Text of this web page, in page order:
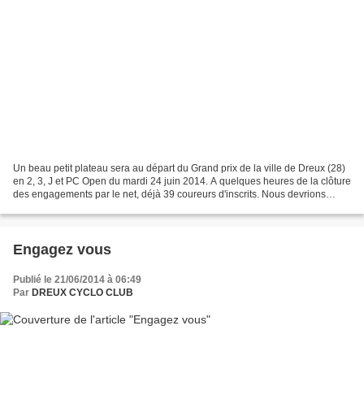
Un beau petit plateau sera au départ du Grand prix de la ville de Dreux (28)
en 2, 3, J et PC Open du mardi 24 juin 2014. A quelques heures de la clôture
des engagements par le net, déjà 39 coureurs d'inscrits. Nous devrions
Engagez vous
Publié le 21/06/2014 à 06:49
Par DREUX CYCLO CLUB